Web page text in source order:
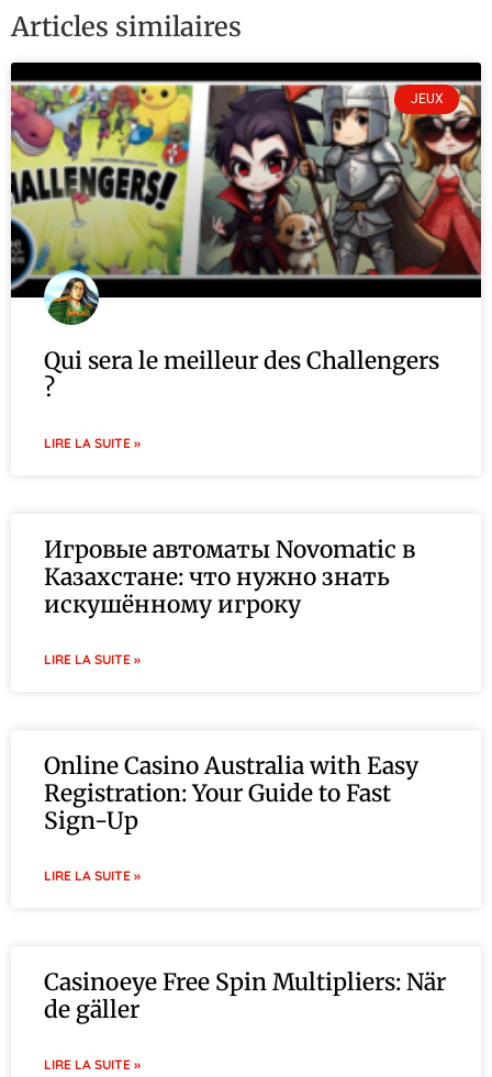
Articles similaires
JEUX
Qui sera le meilleur des Challengers
?
LIRE LA SUITE »
Игровые автоматы Novomatic в
Казахстане: что нужно знать
искушённому игроку
LIRE LA SUITE »
Online Casino Australia with Easy
Registration: Your Guide to Fast
Sign-Up
LIRE LA SUITE »
Casinoeye Free Spin Multipliers: När
de gäller
LIRE LA SUITE »